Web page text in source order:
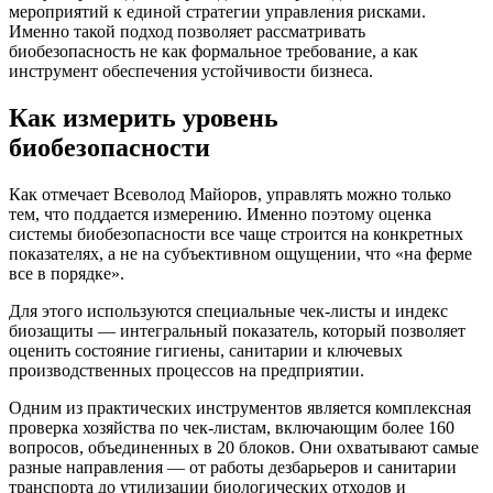
мероприятий к единой стратегии управления рисками.
Именно такой подход позволяет рассматривать
биобезопасность не как формальное требование, а как
инструмент обеспечения устойчивости бизнеса.
Как измерить уровень
биобезопасности
Как отмечает Всеволод Майоров, управлять можно только
тем, что поддается измерению. Именно поэтому оценка
системы биобезопасности все чаще строится на конкретных
показателях, а не на субъективном ощущении, что «на ферме
все в порядке».
Для этого используются специальные чек-листы и индекс
биозащиты — интегральный показатель, который позволяет
оценить состояние гигиены, санитарии и ключевых
производственных процессов на предприятии.
Одним из практических инструментов является комплексная
проверка хозяйства по чек-листам, включающим более 160
вопросов, объединенных в 20 блоков. Они охватывают самые
разные направления — от работы дезбарьеров и санитарии
транспорта до утилизации биологических отходов и